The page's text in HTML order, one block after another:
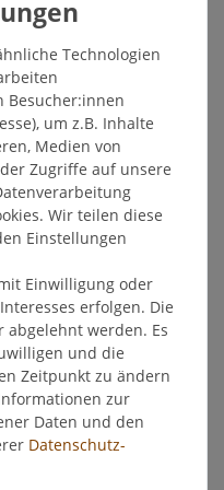
Warenkorb
zzgl.
- 10 Tabletten
Warenkorb
zzgl.Versandkosten
| 13,05 € / Liter
Warenkorb
zzgl. Versandkosten
Technologien
Besucher:innen
um z.B. Inhalte
Medien von
Zugriffe auf unsere
Wir teilen diese
Einstellungen
Einwilligung oder
erfolgen. Die
werden. Es
und die
Zeitpunkt zu ändern
zur
Daten und den
Daten­schutz­